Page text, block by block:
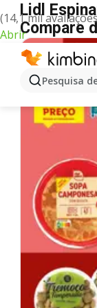
(14,1 mil
Abrir
Pesquisa
Lidl
Compare